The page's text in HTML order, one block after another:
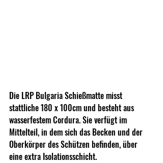
Die LRP Bulgaria Schießmatte misst
stattliche 180 x 100cm und besteht aus
wasserfestem Cordura. Sie verfügt im
Mittelteil, in dem sich das Becken und der
Oberkörper des Schützen befinden, über
eine extra Isolationsschicht.